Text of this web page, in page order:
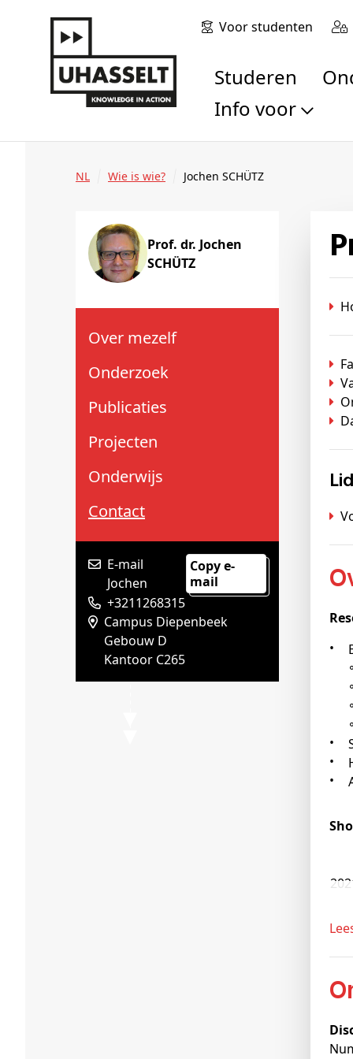
Voor studenten
Studeren
Info voor
Toekomstige
Studenten
Bedrijven en
Medewerkers
NL Wie is wie? Jochen SCHÜTZ
Prof. dr. Jochen
SCHÜTZ
Over mezelf
Onderzoek
Publicaties
Projecten
Onderwijs
Contact
E-mail
Jochen
Copy e-
mail
+3211268315
Campus Diepenbeek
Gebouw D
Kantoor C265